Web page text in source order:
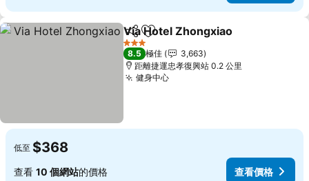
分享 放到收藏夾
Via Hotel Zhongxiao
3 星級
8.5 極佳
3,663
距離捷運忠孝復興站 0.2 公里
健身中心
低至 $368
查看 10 個網站的價格 查看價格